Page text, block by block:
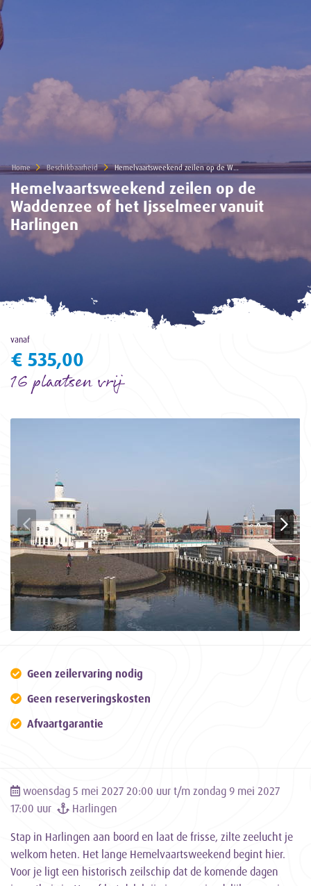
Home Beschikbaarheid Current:
Hemelvaartsweekend zeilen op de Waddenzee of het Ijsselmeer vanuit Harlingen
Hemelvaartsweekend zeilen op de
Waddenzee of het Ijsselmeer vanuit
Harlingen
vanaf
€ 535,00
16 plaatsen vrij
Geen zeilervaring nodig
Geen reserveringskosten
Afvaartgarantie
woensdag 5 mei 2027 20:00 uur t/m zondag 9 mei 2027
17:00 uur
Harlingen
Stap in Harlingen aan boord en laat de frisse, zilte zeelucht je
welkom heten. Het lange Hemelvaartsweekend begint hier.
Voor je ligt een historisch zeilschip dat de komende dagen